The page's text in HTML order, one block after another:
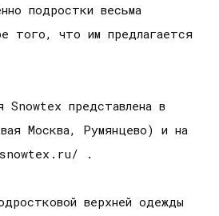
подростки весьма
того, что им предлагается
Snowtex представлена в
Москва, Румянцево) и на
.
верхней одежды